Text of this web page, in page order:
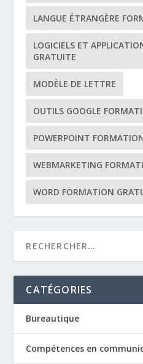
LANGUE ÉTRANGÈRE
LOGICIELS ET
GRATUITE
MODÈLE DE LETTRE
OUTILS GOOGLE
POWERPOINT
WEBMARKETING
WORD FORMATION
CATÉGORIES
Bureautique
Compétences en